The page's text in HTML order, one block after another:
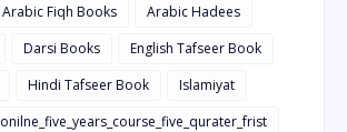
Arabic Fiqh Books
Arabic Hadees
Darsi Books
English Tafseer Book
Hindi Tafseer Book
Islamiyat
onilne_five_years_course_five_qurater_frist